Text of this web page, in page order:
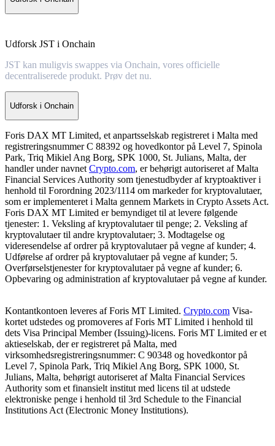
Udforsk JST i Onchain
JST kan muligvis swappes via Onchain, vores officielle
decentraliserede produkt. Prøv det nu.
Udforsk i Onchain
Foris DAX MT Limited, et anpartsselskab registreret i Malta med
registreringsnummer C 88392 og hovedkontor på Level 7, Spinola
Park, Triq Mikiel Ang Borg, SPK 1000, St. Julians, Malta, der
handler under navnet Crypto.com, er behørigt autoriseret af Malta
Financial Services Authority som tjenestudbyder af kryptoaktiver i
henhold til Forordning 2023/1114 om markeder for kryptovalutaer,
som er implementeret i Malta gennem Markets in Crypto Assets Act.
Foris DAX MT Limited er bemyndiget til at levere følgende
tjenester: 1. Veksling af kryptovalutaer til penge; 2. Veksling af
kryptovalutaer til andre kryptovalutaer; 3. Modtagelse og
videresendelse af ordrer på kryptovalutaer på vegne af kunder; 4.
Udførelse af ordrer på kryptovalutaer på vegne af kunder; 5.
Overførselstjenester for kryptovalutaer på vegne af kunder; 6.
Opbevaring og administration af kryptovalutaer på vegne af kunder.
Kontantkontoen leveres af Foris MT Limited. Crypto.com Visa-
kortet udstedes og promoveres af Foris MT Limited i henhold til
dets Visa Principal Member (Issuing)-licens. Foris MT Limited er et
aktieselskab, der er registreret på Malta, med
virksomhedsregistreringsnummer: C 90348 og hovedkontor på
Level 7, Spinola Park, Triq Mikiel Ang Borg, SPK 1000, St.
Julians, Malta, behørigt autoriseret af Malta Financial Services
Authority som et finansielt institut med licens til at udstede
elektroniske penge i henhold til 3rd Schedule to the Financial
Institutions Act (Electronic Money Institutions).